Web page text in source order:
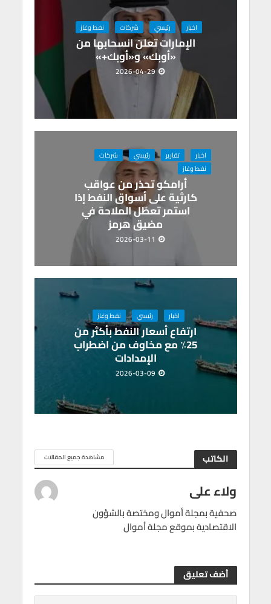
p اخبار رئيسي شركات نفط وغاز
الإمارات تعلن انسحابها من
«أوبك» و«أوبك+»
2026-04-29
اخبار تقارير رئيسي
شركات
نفط وغاز
أرامكو تحذر من عواقب
كارثية على أسواق النفط إذا
استمر تعطّل الملاحة في
مضيق هرمز
2026-03-11
اخبار رئيسي نفط وغاز
ارتفاع أسعار النفط بأكثر من
25٪ مع مخاوف من اضطراب
الإمدادات
2026-03-09
الكاتب مشاهدة جميع المقالات
ولاء على
صحفية بمجلة أموال ومختصة بالشؤون
الاقتصادية بموقع مجلة أموال
أضف تعليق